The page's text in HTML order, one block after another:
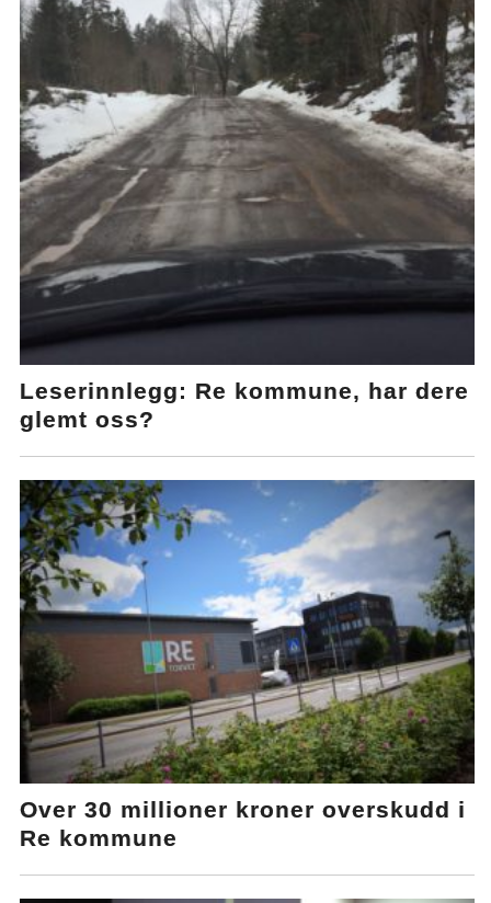
Leserinnlegg: Re kommune, har dere
glemt oss?
Over 30 millioner kroner overskudd i
Re kommune